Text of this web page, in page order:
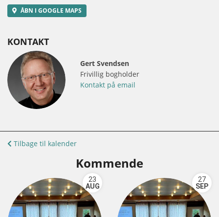
ÅBN I GOOGLE MAPS
KONTAKT
Gert Svendsen
Frivillig bogholder
Kontakt på email
Tilbage til kalender
Kommende
23
AUG
27
SEP